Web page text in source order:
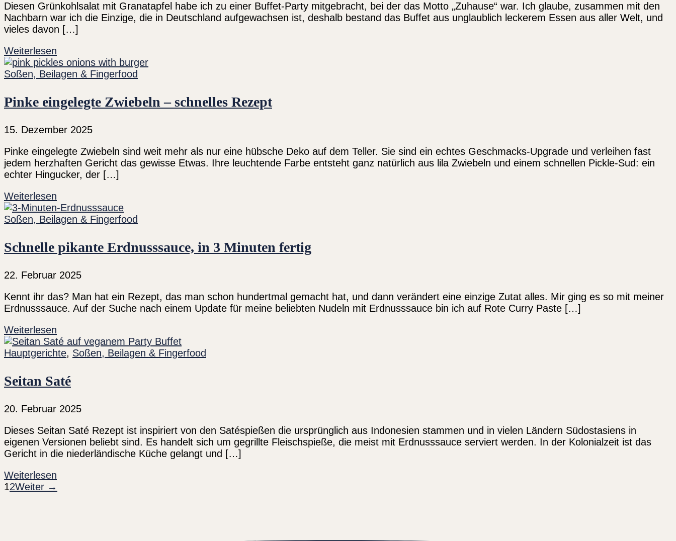
Diesen Grünkohlsalat mit Granatapfel habe ich zu einer Buffet-Party mitgebracht, bei der das Motto „Zuhause“ war. Ich glaube, zusammen mit den
Nachbarn war ich die Einzige, die in Deutschland aufgewachsen ist, deshalb bestand das Buffet aus unglaublich leckerem Essen aus aller Welt, und
vieles davon […]
Weiterlesen
Soßen, Beilagen & Fingerfood
Pinke eingelegte Zwiebeln – schnelles Rezept
15. Dezember 2025
Pinke eingelegte Zwiebeln sind weit mehr als nur eine hübsche Deko auf dem Teller. Sie sind ein echtes Geschmacks-Upgrade und verleihen fast
jedem herzhaften Gericht das gewisse Etwas. Ihre leuchtende Farbe entsteht ganz natürlich aus lila Zwiebeln und einem schnellen Pickle-Sud: ein
echter Hingucker, der […]
Weiterlesen
Soßen, Beilagen & Fingerfood
Schnelle pikante Erdnusssauce, in 3 Minuten fertig
22. Februar 2025
Kennt ihr das? Man hat ein Rezept, das man schon hundertmal gemacht hat, und dann verändert eine einzige Zutat alles. Mir ging es so mit meiner
Erdnusssauce. Auf der Suche nach einem Update für meine beliebten Nudeln mit Erdnusssauce bin ich auf Rote Curry Paste […]
Weiterlesen
Hauptgerichte, Soßen, Beilagen & Fingerfood
Seitan Saté
20. Februar 2025
Dieses Seitan Saté Rezept ist inspiriert von den Satéspießen die ursprünglich aus Indonesien stammen und in vielen Ländern Südostasiens in
eigenen Versionen beliebt sind. Es handelt sich um gegrillte Fleischspieße, die meist mit Erdnusssauce serviert werden. In der Kolonialzeit ist das
Gericht in die niederländische Küche gelangt und […]
Weiterlesen
12Weiter →